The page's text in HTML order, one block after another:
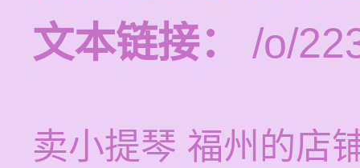
文本链接：
/o/
卖小提琴 福州的店